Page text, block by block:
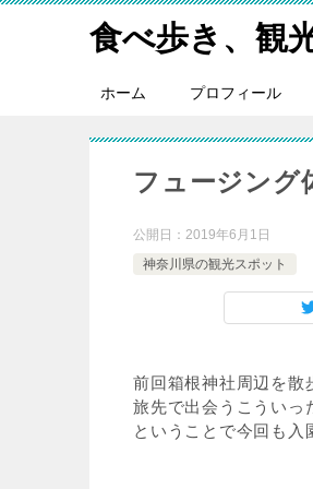
食べ歩き、観
ホーム プロフィール
フュージング
公開日： 2019年6月1日
神奈川県の観光スポット
前回箱根神社周辺を散
旅先で出会うこういっ
ということで今回も